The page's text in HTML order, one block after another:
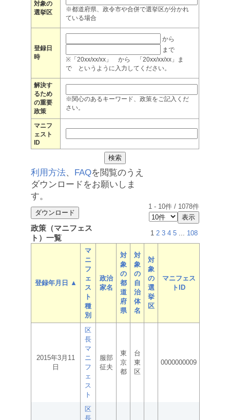
対象の
選挙区
※都道府県、政令市や合併で選挙区が分かれ
ている場合
登録日
時
から
まで
※「20xx/xx/xx」 から 「20xx/xx/xx」ま
で というように入力してください。
解決す
るため
の重要
政策
※関心のあるキーワード、政策をご記入くだ
さい。
マニフ
ェスト
ID
利用方法、 FAQを閲覧のうえ
ダウンロードをお願いしま
す。
1 - 10件 / 1078件
政策（マニフェス
ト）一覧
1 2 3 4 5 ... 108
登録年月日 ▲
マ
ニ
フ
ェ
ス
ト
種
別
政治
家名
対
象
の
都
道
府
県
対
象
の
自
治
体
名
対
象
の
選
挙
区
マニフェス
トID
2015年3月11
日
区
長
マ
ニ
フ
ェ
ス
ト
服部
征夫
東
京
都
台
東
区
0000000009
区
長